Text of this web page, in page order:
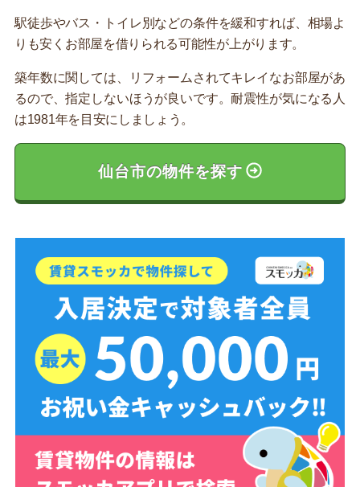
駅徒歩やバス・トイレ別などの条件を緩和すれば、相場よ
りも安くお部屋を借りられる可能性が上がります。
築年数に関しては、リフォームされてキレイなお部屋があ
るので、指定しないほうが良いです。耐震性が気になる人
は1981年を目安にしましょう。
仙台市の物件を探す